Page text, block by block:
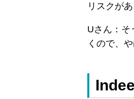
リスクが
Uさん：そ
くので、